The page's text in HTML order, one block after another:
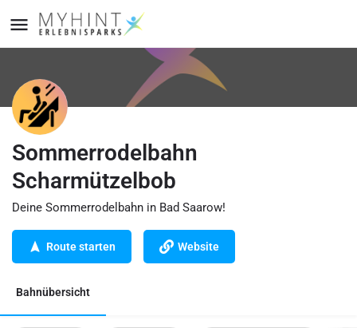
Sommerrodelbahn
Scharmützelbob
Deine Sommerrodelbahn in Bad Saarow!
Route starten Website
Bahnübersicht